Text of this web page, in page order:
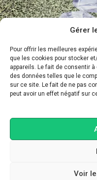
Gérer
Pour offrir les meilleures
que les cookies pour stocker
appareils. Le fait de consentir
des données telles que le
sur ce site. Le fait de ne pas
peut avoir un effet négatif sur
Voir
AUTOCOLLANTS
ALIMENTAIRE
Fait et réalisé